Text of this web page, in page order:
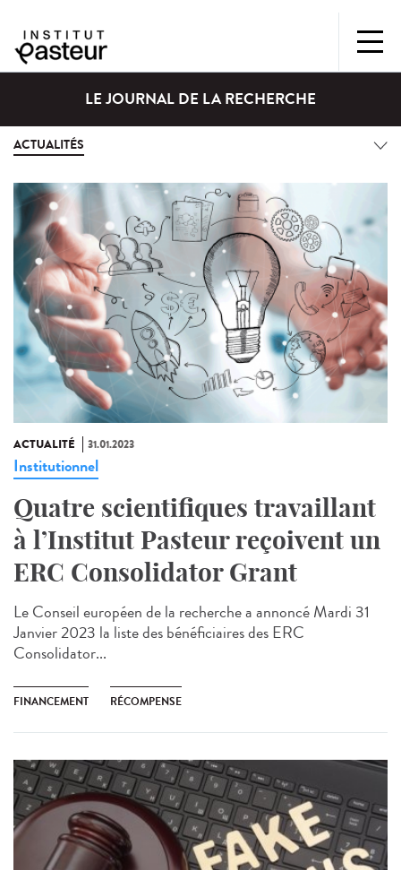
LE JOURNAL DE LA RECHERCHE
ACTUALITÉS
ACTUALITÉ 31.01.2023
Institutionnel
Quatre scientifiques travaillant
à l’Institut Pasteur reçoivent un
ERC Consolidator Grant
Le Conseil européen de la recherche a annoncé Mardi 31
Janvier 2023 la liste des bénéficiaires des ERC
Consolidator...
FINANCEMENT RÉCOMPENSE